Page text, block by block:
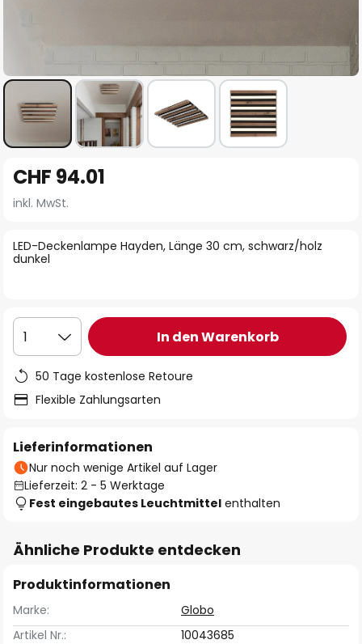
Anfang
der
springen
LED-Deckenlampe Hayden, Länge 30 cm, schwarz/holz
dunkel
CHF 94.01
inkl. MwSt.
1 In den Warenkorb
50 Tage kostenlose Retoure
Flexible Zahlungsarten
Lieferinformationen
Nur noch wenige Artikel auf Lager
Lieferzeit: 2 - 5 Werktage
Fest eingebautes Leuchtmittel enthalten
Ähnliche Produkte entdecken
Produktinformationen
Marke:
Globo
Artikel Nr.:
10043685